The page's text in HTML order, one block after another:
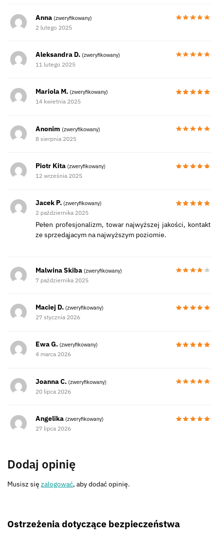
Anna (zweryfikowany)
2 lutego 2025
Aleksandra D. (zweryfikowany)
11 lutego 2025
Mariola M. (zweryfikowany)
14 kwietnia 2025
Anonim (zweryfikowany)
8 sierpnia 2025
Piotr Kita (zweryfikowany)
12 września 2025
Jacek P. (zweryfikowany)
2 października 2025
Pełen profesjonalizm, towar najwyższej jakości, kontakt
ze sprzedąjacym na najwyższym poziomie.
Malwina Skiba (zweryfikowany)
7 października 2025
Maciej D. (zweryfikowany)
27 stycznia 2026
Ewa G. (zweryfikowany)
4 marca 2026
Joanna C. (zweryfikowany)
20 lipca 2026
Angelika (zweryfikowany)
27 lipca 2026
Dodaj opinię
Musisz się zalogować, aby dodać opinię.
Ostrzeżenia dotyczące bezpieczeństwa